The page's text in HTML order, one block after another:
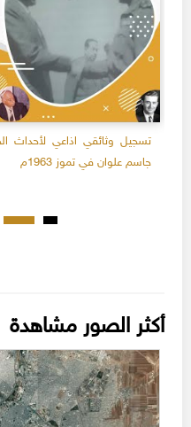
تسجيل وثائقي اذاعي لأحداث
جاسم علوان في تموز 1963م
أكثر الصور مشاهدة